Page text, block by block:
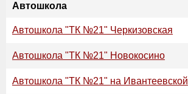
Автошкола
Автошкола "ТК №21" Черкизовская
Автошкола "ТК №21" Новокосино
Автошкола "ТК №21" на Ивантеевской